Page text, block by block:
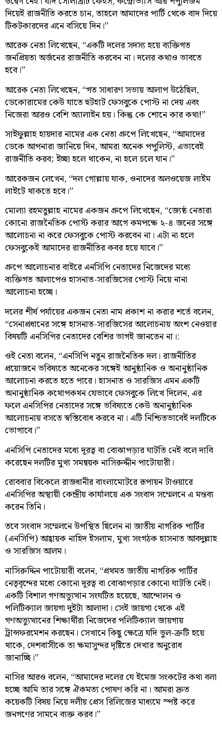
দিয়েই রাজনীতি করতে চান, তাহলে আমাদের পার্টি থেকে বাদ দিয়ে
টিকটকারদের এনে বসিয়ে দিন।”
আরেক নেতা লিখেছেন, “একটি দলের সদস্য হয়ে ব্যক্তিগত
জনপ্রিয়তা অর্জনের রাজনীতি করবেন না। দলের কথাও ভাবতে
হবে।”
আরেক নেতা লিখেছেন, “গত সাধারণ সভায় আলাপ উঠেছিল,
ডেকোরামের কেউ যাতে হুটহাট ফেসবুকে পোস্ট না দেয় এবং
নিজেরা আরও বেশি অ্যালাইন হয়। কিন্তু কে শোনে কার কথা!”
সাইফুল্লাহ হায়দার নামের এক নেতা গ্রুপে লিখেছেন, “আমাদের
ডেকে আপনারা জানিয়ে দিন, আমরা অনেক পপুলিস্ট, এভাবেই
রাজনীতি করব; ইচ্ছা হলে থাকেন, না হলে চলে যান।”
আরেকজন লেখেন, “দল গোল্লায় যাক, ওনাদের অলওয়েজ লাইম
লাইটে থাকতে হবে।”
মোল্যা রহমতুল্লাহ নামের একজন গ্রুপে লিখেছেন, “জ্যেষ্ঠ নেতারা
কোনো রাজনৈতিক পোস্ট করার আগে কমপক্ষে ২-৪ জনের সঙ্গে
আলোচনা না করে ফেসবুকে পোস্ট করবেন না। এটা না হলে
ফেসবুকেই আমাদের রাজনীতির কবর হয়ে যাবে।”
গ্রুপে আলোচনার বাইরে এনসিপি নেতাদের নিজেদের মধ্যে
ব্যক্তিগত আলাপেও হাসনাত-সারজিসের পোস্ট নিয়ে নানা
আলোচনা হচ্ছে।
দলের শীর্ষ পর্যায়ের একজন নেতা নাম প্রকাশ না করার শর্তে বলেন,
“সেনাপ্রধানের সঙ্গে হাসনাত-সারজিসের আলোচনায় অংশ নেওয়ার
বিষয়টি এনসিপির নেতাদের বেশির ভাগই জানতেন না।:
ওই নেতা বলেন, “এনসিপি নতুন রাজনৈতিক দল। রাজনীতির
প্রয়োজনে ভবিষ্যতে অনেকের সঙ্গেই আনুষ্ঠানিক ও অনানুষ্ঠানিক
আলোচনা করতে হতে পারে। হাসনাত ও সারজিস এমন একটি
অনানুষ্ঠানিক কথোপকথন যেভাবে ফেসবুকে লিখে দিলেন, এর
ফলে এনসিপির নেতাদের সঙ্গে ভবিষ্যতে কেউ অনানুষ্ঠানিক
আলোচনায় বসতে স্বস্তিবোধ করবে না। এটি নিশ্চিতভাবেই দলটিকে
ভোগাবে।”
এনসিপি নেতাদের মধ্যে দূরত্ব বা বোঝাপড়ার ঘাটতি নেই বলে দাবি
করেছেন দলটির মুখ্য সমন্বয়ক নাসিরুদ্দীন পাটোয়ারী।
রোববার বিকেলে রাজধানীর বাংলামোটরে রূপায়ন টাওয়ারে
এনসিপির অস্থায়ী কেন্দ্রীয় কার্যালয়ে এক সংবাদ সম্মেলনে এ মন্তব্য
করেন তিনি।
তবে সংবাদ সম্মেলনে উপস্থিত ছিলেন না জাতীয় নাগরিক পার্টির
(এনসিপি) আহ্বায়ক নাহিদ ইসলাম, মুখ্য সংগঠক হাসনাত আবদুল্লাহ
ও সারজিস আলম।
নাসিরুদ্দিন পাটোয়ারী বলেন, “প্রথমত জাতীয় নাগরিক পার্টির
নেতৃবৃন্দের মধ্যে কোনো দূরত্ব বা বোঝাপড়ার কোনো ঘাটতি নেই।
একটি বিশাল গণঅভ্যুত্থান সংঘটিত হয়েছে, আন্দোলন ও
পলিটিক্যাল জায়গা দুইটা আলাদা। সেই জায়গা থেকে এই
গণঅভ্যুত্থানের শিক্ষার্থীরা নিজেদের পলিটিক্যাল জায়গায়
ট্রান্সফরমেশন করছেন। সেখানে কিছু ক্ষেত্রে যদি ভুল-ত্রুটি হয়ে
থাকে, দেশবাসীকে তা ক্ষমাসুন্দর দৃষ্টিতে দেখার অনুরোধ
জানাচ্ছি।”
নাসির আরও বলেন, “আমাদের দলের যে ইমেজ সংকটের কথা বলা
হচ্ছে আমি তার সঙ্গে ঐকমত্য পোষণ করি না। আমরা দ্রুত
কয়েকটি বিষয় নিয়ে দলীয় প্রেস রিলিজের মাধ্যমে স্পষ্ট করে
জনগণের সামনে ব্যক্ত করব।”